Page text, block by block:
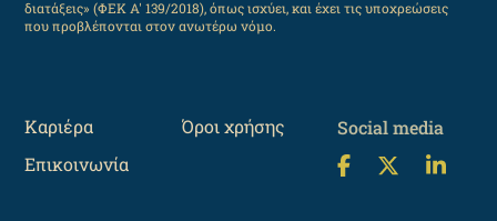
διατάξεις» (ΦΕΚ Α' 139/2018), όπως ισχύει, και έχει τις υποχρεώσεις
που προβλέπονται στον ανωτέρω νόμο.
Καριέρα
Επικοινωνία
Όροι χρήσης Social media